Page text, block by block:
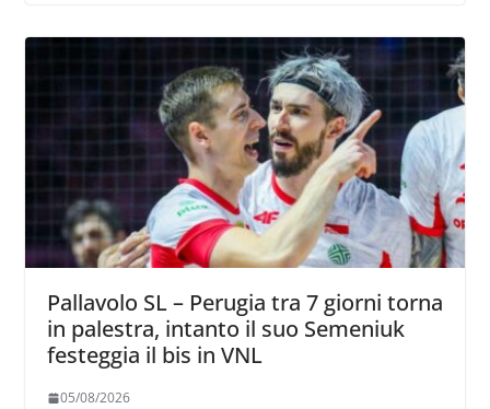
Pallavolo SL – Perugia tra 7 giorni torna
in palestra, intanto il suo Semeniuk
festeggia il bis in VNL
05/08/2026